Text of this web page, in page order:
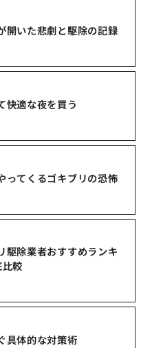
開いた悲劇と駆除の記録
快適な夜を買う
ってくるゴキブリの恐怖
駆除業者おすすめランキ
較
具体的な対策術